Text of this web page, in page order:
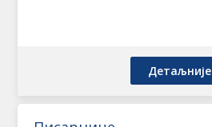
Детаљније